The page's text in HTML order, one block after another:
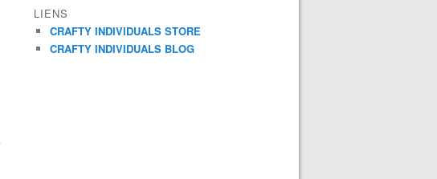
LIENS
CRAFTY INDIVIDUALS STORE
CRAFTY INDIVIDUALS BLOG